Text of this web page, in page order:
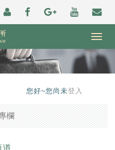
您好~您尚未登入
欄
道